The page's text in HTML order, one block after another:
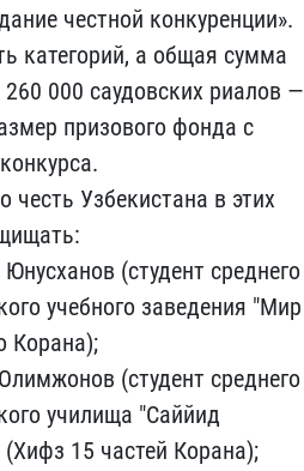
честной конкуренции».
категорий, а общая сумма
000 саудовских риалов —
призового фонда с
честь Узбекистана в этих
(студент среднего
учебного заведения "Мир
Корана);
(студент среднего
училища "Саййид
15 частей Корана);